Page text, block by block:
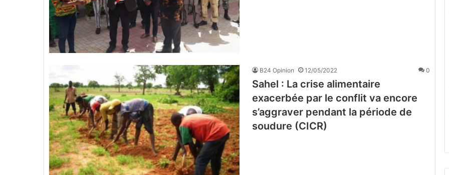
B24 Opinion 12/05/2022 0
Sahel : La crise alimentaire
exacerbée par le conflit va encore
s’aggraver pendant la période de
soudure (CICR)